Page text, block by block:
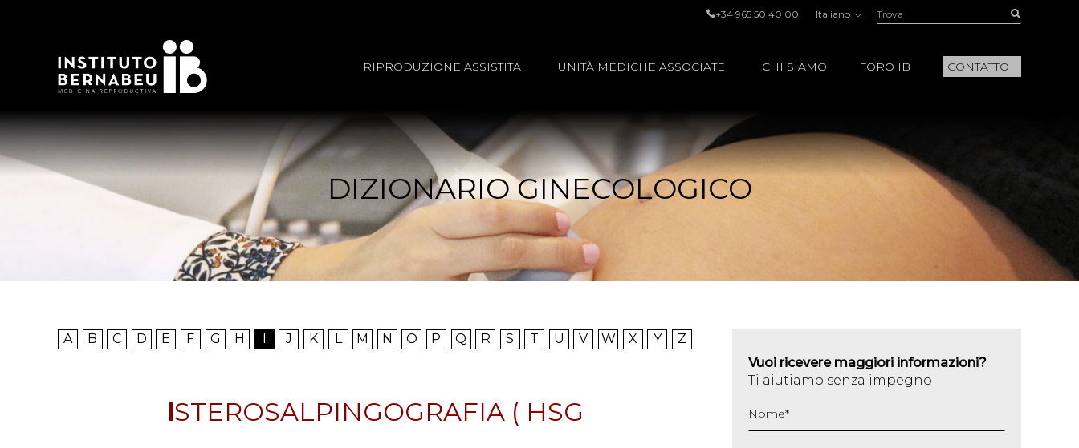
+34 965 50 40 00 Italiano Trova:
RIPRODUZIONE ASSISTITA UNITÀ MEDICHE ASSOCIATE CHI SIAMO FORO IB CONTATTO
DIZIONARIO GINECOLOGICO
A B C D E F G H I J K L M N O P Q R S T U V W X Y Z
ISTEROSALPINGOGRAFIA ( HSG
Vuoi ricevere maggiori informazioni?
Ti aiutiamo senza impegno
Nome*